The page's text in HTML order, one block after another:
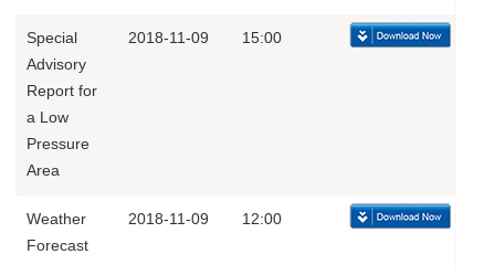
Special
Advisory
Report for
a Low
Pressure
Area
2018-11-09 15:00
Weather
Forecast
2018-11-09 12:00